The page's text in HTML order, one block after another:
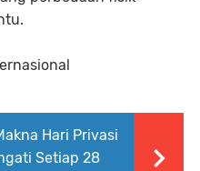
Hari Privasi
Setiap 28